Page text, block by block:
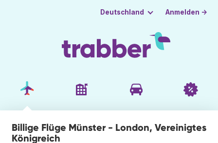
Deutschland Anmelden →
Billige Flüge Münster - London, Vereinigtes
Königreich